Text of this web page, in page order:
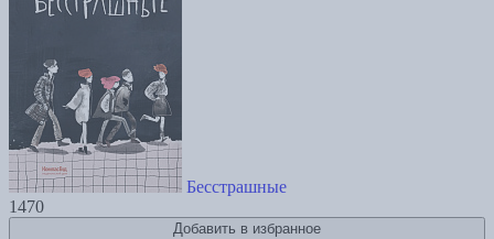
Бесстрашные
1470
Добавить в избранное